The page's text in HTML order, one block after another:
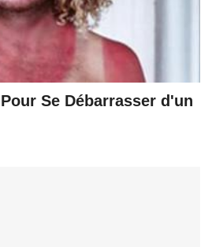
Se Débarrasser d'un